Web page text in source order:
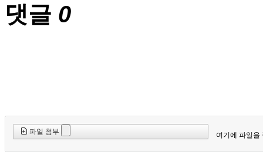
댓글 0
파일 첨부 여기에 파일을